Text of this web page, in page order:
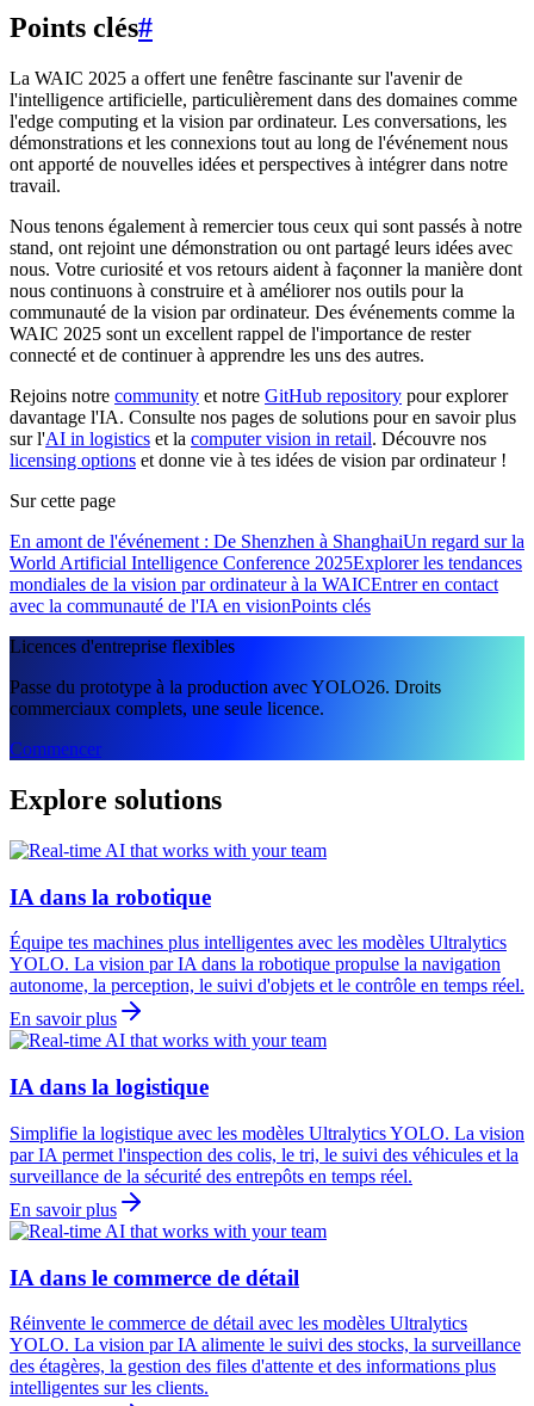
Points clés#
La WAIC 2025 a offert une fenêtre fascinante sur l'avenir de
l'intelligence artificielle, particulièrement dans des domaines comme
l'edge computing et la vision par ordinateur. Les conversations, les
démonstrations et les connexions tout au long de l'événement nous
ont apporté de nouvelles idées et perspectives à intégrer dans notre
travail.
Nous tenons également à remercier tous ceux qui sont passés à notre
stand, ont rejoint une démonstration ou ont partagé leurs idées avec
nous. Votre curiosité et vos retours aident à façonner la manière dont
nous continuons à construire et à améliorer nos outils pour la
communauté de la vision par ordinateur. Des événements comme la
WAIC 2025 sont un excellent rappel de l'importance de rester
connecté et de continuer à apprendre les uns des autres.
Rejoins notre community et notre GitHub repository pour explorer
davantage l'IA. Consulte nos pages de solutions pour en savoir plus
sur l'AI in logistics et la computer vision in retail. Découvre nos
licensing options et donne vie à tes idées de vision par ordinateur !
Sur cette page
En amont de l'événement : De Shenzhen à ShanghaiUn regard sur la
World Artificial Intelligence Conference 2025Explorer les tendances
mondiales de la vision par ordinateur à la WAICEntrer en contact
avec la communauté de l'IA en visionPoints clés
Licences d'entreprise flexibles
Passe du prototype à la production avec YOLO26. Droits
commerciaux complets, une seule licence.
Commencer
Explore solutions
IA dans la robotique
Équipe tes machines plus intelligentes avec les modèles Ultralytics
YOLO. La vision par IA dans la robotique propulse la navigation
autonome, la perception, le suivi d'objets et le contrôle en temps réel.
En savoir plus
IA dans la logistique
Simplifie la logistique avec les modèles Ultralytics YOLO. La vision
par IA permet l'inspection des colis, le tri, le suivi des véhicules et la
surveillance de la sécurité des entrepôts en temps réel.
En savoir plus
IA dans le commerce de détail
Réinvente le commerce de détail avec les modèles Ultralytics
YOLO. La vision par IA alimente le suivi des stocks, la surveillance
des étagères, la gestion des files d'attente et des informations plus
intelligentes sur les clients.